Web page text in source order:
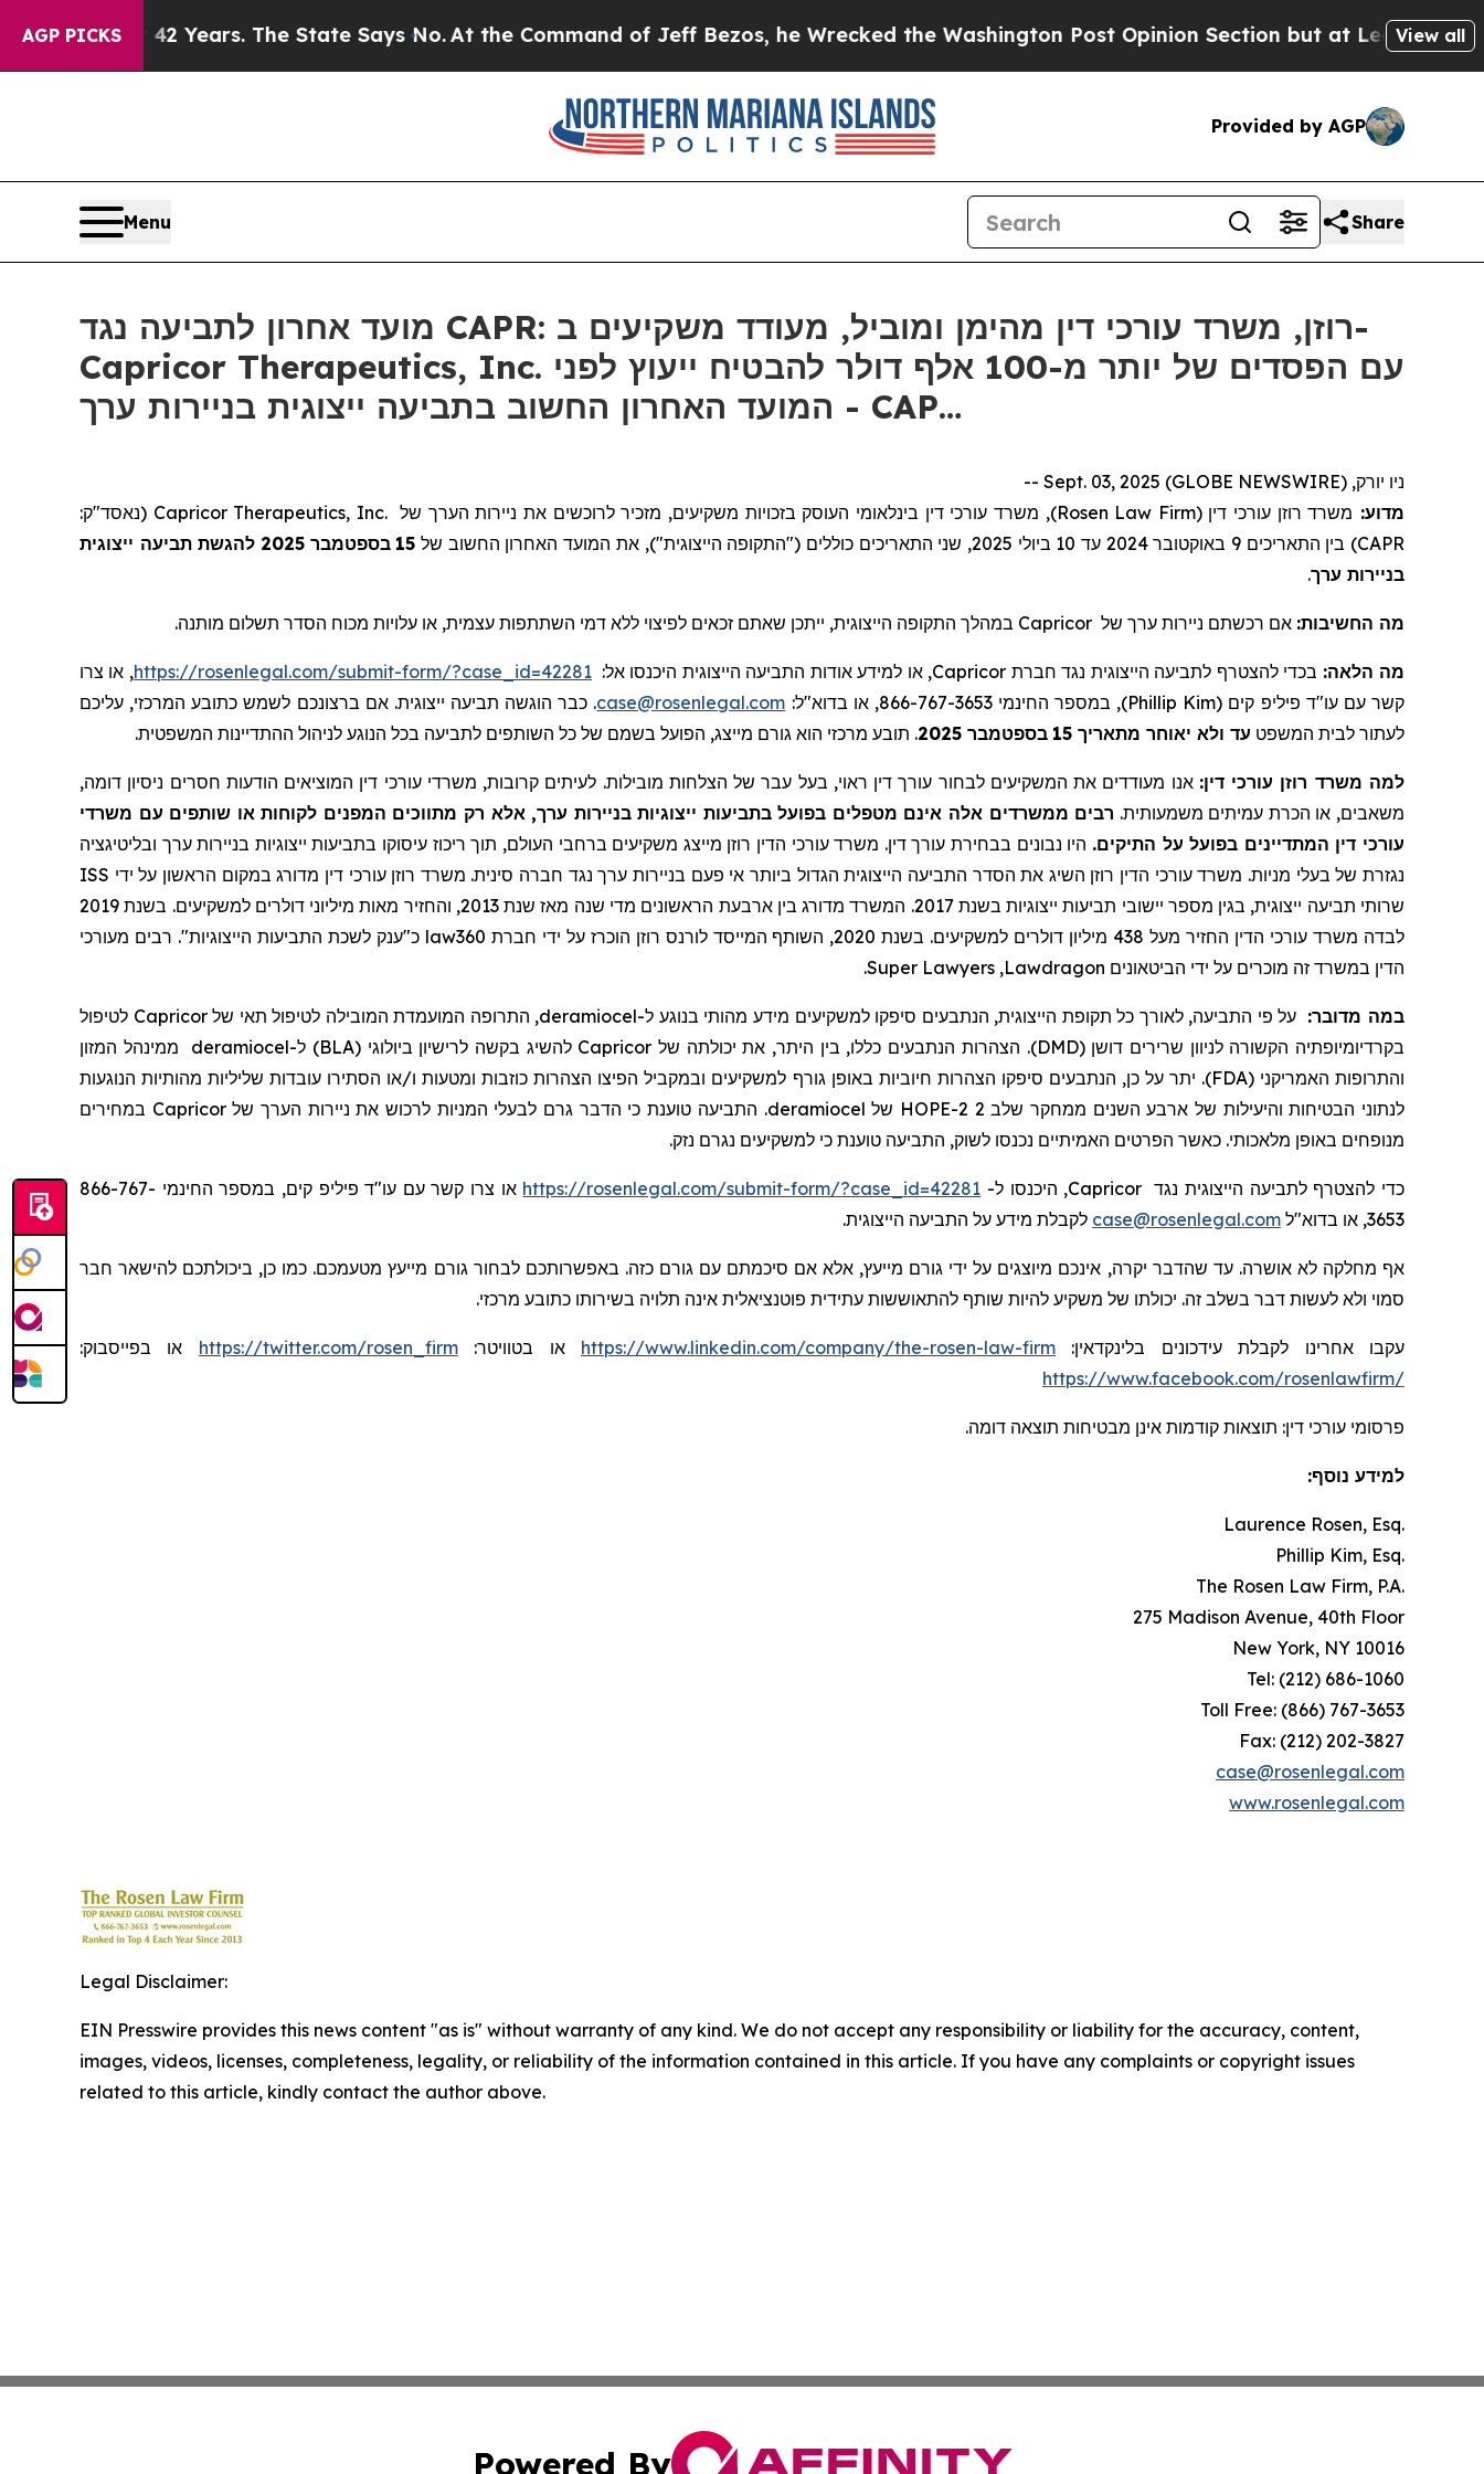
AGP PICKS
for 42 Years. The State Says No.At the Command of Jeff Bezos, he Wrecked the Washington Post Opinion Section but at Least he's out...
View all
Provided by AGP
Menu Share
מועד אחרון לתביעה נגד CAPR: רוזן, משרד עורכי דין מהימן ומוביל, מעודד משקיעים ב-
Capricor Therapeutics, Inc. עם הפסדים של יותר מ-100 אלף דולר להבטיח ייעוץ לפני
המועד האחרון החשוב בתביעה ייצוגית בניירות ערך - CAP…
ניו יורק, Sept. 03, 2025 (GLOBE NEWSWIRE) --
מדוע: משרד רוזן עורכי דין (Rosen Law Firm), משרד עורכי דין בינלאומי העוסק בזכויות משקיעים, מזכיר לרוכשים את ניירות הערך של Capricor Therapeutics, Inc. (נאסד"ק:
CAPR) בין התאריכים 9 באוקטובר 2024 עד 10 ביולי 2025, שני התאריכים כוללים ("התקופה הייצוגית"), את המועד האחרון החשוב של 15 בספטמבר 2025 להגשת תביעה ייצוגית
בניירות ערך.
מה החשיבות: אם רכשתם ניירות ערך של Capricor במהלך התקופה הייצוגית, ייתכן שאתם זכאים לפיצוי ללא דמי השתתפות עצמית, או עלויות מכוח הסדר תשלום מותנה.
מה הלאה: בכדי להצטרף לתביעה הייצוגית נגד חברת Capricor, או למידע אודות התביעה הייצוגית היכנסו אל: https://rosenlegal.com/submit-form/?case_id=42281, או צרו
קשר עם עו"ד פיליפ קים (Phillip Kim), במספר החינמי 866-767-3653, או בדוא"ל: case@rosenlegal.com. כבר הוגשה תביעה ייצוגית. אם ברצונכם לשמש כתובע המרכזי, עליכם
לעתור לבית המשפט עד ולא יאוחר מתאריך 15 בספטמבר 2025 . תובע מרכזי הוא גורם מייצג, הפועל בשמם של כל השותפים לתביעה בכל הנוגע לניהול ההתדיינות המשפטית.
למה משרד רוזן עורכי דין: אנו מעודדים את המשקיעים לבחור עורך דין ראוי, בעל עבר של הצלחות מובילות. לעיתים קרובות, משרדי עורכי דין המוציאים הודעות חסרים ניסיון דומה,
משאבים, או הכרת עמיתים משמעותית. רבים ממשרדים אלה אינם מטפלים בפועל בתביעות ייצוגיות בניירות ערך, אלא רק מתווכים המפנים לקוחות או שותפים עם משרדי
עורכי דין המתדיינים בפועל על התיקים. היו נבונים בבחירת עורך דין. משרד עורכי הדין רוזן מייצג משקיעים ברחבי העולם, תוך ריכוז עיסוקו בתביעות ייצוגיות בניירות ערך ובליטיגציה
נגזרת של בעלי מניות. משרד עורכי הדין רוזן השיג את הסדר התביעה הייצוגית הגדול ביותר אי פעם בניירות ערך נגד חברה סינית. משרד רוזן עורכי דין מדורג במקום הראשון על ידי ISS
שרותי תביעה ייצוגית, בגין מספר יישובי תביעות ייצוגיות בשנת 2017. המשרד מדורג בין ארבעת הראשונים מדי שנה מאז שנת 2013, והחזיר מאות מיליוני דולרים למשקיעים. בשנת 2019
לבדה משרד עורכי הדין החזיר מעל 438 מיליון דולרים למשקיעים. בשנת 2020, השותף המייסד לורנס רוזן הוכרז על ידי חברת
law360 כ"ענק לשכת התביעות הייצוגיות". רבים מעורכי
הדין במשרד זה מוכרים על ידי הביטאונים Lawdragon
,
Super Lawyers
.
במה מדובר: על פי התביעה, לאורך כל תקופת הייצוגית, הנתבעים סיפקו למשקיעים מידע מהותי בנוגע ל-deramiocel, התרופה המועמדת המובילה לטיפול תאי שלCapricor לטיפול
בקרדיומיופתיה הקשורה לניוון שרירים דושן (DMD). הצהרות הנתבעים כללו, בין היתר, את יכולתה של
Capricor להשיג בקשה לרישיון ביולוגי (BLA) ל- deramiocel
ממינהל המזון
והתרופות האמריקני (FDA). יתר על כן, הנתבעים סיפקו הצהרות חיוביות באופן גורף למשקיעים ובמקביל הפיצו הצהרות כוזבות ומטעות ו/או הסתירו עובדות שליליות מהותיות הנוגעות
לנתוני הבטיחות והיעילות של ארבע השנים ממחקר שלב 2 HOPE-2 של
deramiocel. התביעה טוענת כי הדבר גרם לבעלי המניות לרכוש את ניירות הערך שלCapricor במחירים
מנופחים באופן מלאכותי. כאשר הפרטים האמיתיים נכנסו לשוק, התביעה טוענת כי למשקיעים נגרם נזק.
כדי להצטרף לתביעה הייצוגית נגד Capricor, היכנסו ל- https://rosenlegal.com/submit-form/?case_id=42281
או צרו קשר עם עו"ד פיליפ קים, במספר החינמי 866-767-
3653, או בדוא"ל
case@rosenlegal.com לקבלת מידע על התביעה הייצוגית.
אף מחלקה לא אושרה. עד שהדבר יקרה, אינכם מיוצגים על ידי גורם מייעץ, אלא אם סיכמתם עם גורם כזה. באפשרותכם לבחור גורם מייעץ מטעמכם. כמו כן, ביכולתכם להישאר חבר
סמוי ולא לעשות דבר בשלב זה. יכולתו של משקיע להיות שותף להתאוששות עתידית פוטנציאלית אינה תלויה בשירותו כתובע מרכזי.
עקבו אחרינו לקבלת עידכונים בלינקדאין: https://www.linkedin.com/company/the-rosen-law-firm או בטוויטר:https://twitter.com/rosen_firm או בפייסבוק:
https://www.facebook.com/rosenlawfirm/
פרסומי עורכי דין: תוצאות קודמות אינן מבטיחות תוצאה דומה.
למידע נוסף:
Laurence Rosen, Esq.
Phillip Kim, Esq.
The Rosen Law Firm, P.A.
275 Madison Avenue, 40th Floor
New York, NY 10016
Tel: (212) 686-1060
Toll Free: (866) 767-3653
Fax: (212) 202-3827
case@rosenlegal.com
www.rosenlegal.com
Legal Disclaimer:
EIN Presswire provides this news content "as is" without warranty of any kind. We do not accept any responsibility or liability for the accuracy, content,
images, videos, licenses, completeness, legality, or reliability of the information contained in this article. If you have any complaints or copyright issues
related to this article, kindly contact the author above.
Powered By